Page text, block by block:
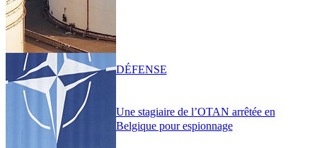
Une stagiaire de l’OTAN arrêtée en
Belgique pour espionnage
DÉFENSE